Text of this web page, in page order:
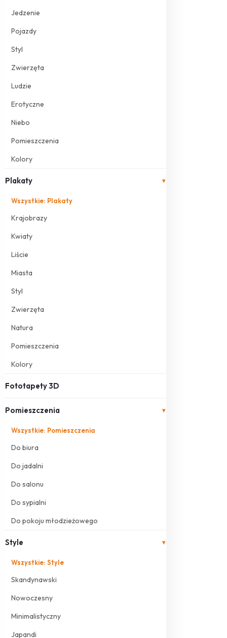
Jedzenie
Pojazdy
Styl
Zwierzęta
Ludzie
Erotyczne
Niebo
Pomieszczenia
Kolory
Plakaty ▾
Wszystkie: Plakaty
Krajobrazy
Kwiaty
Liście
Miasta
Styl
Zwierzęta
Natura
Pomieszczenia
Kolory
Fototapety 3D
Pomieszczenia ▾
Wszystkie: Pomieszczenia
Do biura
Do jadalni
Do salonu
Do sypialni
Do pokoju młodzieżowego
Style ▾
Wszystkie: Style
Skandynawski
Nowoczesny
Minimalistyczny
Japandi